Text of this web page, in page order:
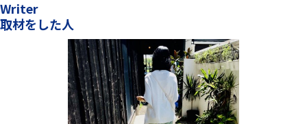
Writer
取材をした人